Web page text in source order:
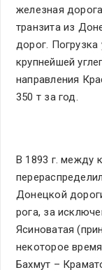
железная
транзита из
дорог. Погрузка
крупнейшей
направления
350 т за год.
В 1893 г. между
Донецкой
рога, за
Ясиноватая
некоторое
Бахмут –